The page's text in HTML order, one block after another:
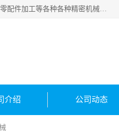
公司主要承接深圳精密零配件加工,非标零部配件加工,家具零配件加工,治具零配件加工,安徽精密零配件加工等各种各种精密机械加工，欢迎来来电咨询！
介绍 公司动态